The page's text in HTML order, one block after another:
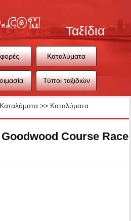
Ταξίδια
Καταλύματα
Τύποι ταξιδιών
Καταλύματα >> Καταλύματα
Goodwood Course Race